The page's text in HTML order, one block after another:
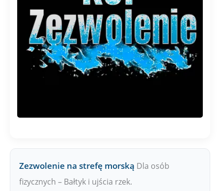
Zezwolenie na strefę morską Dla osób
fizycznych – Bałtyk i ujścia rzek.